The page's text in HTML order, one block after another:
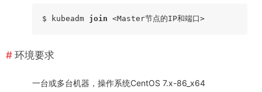
$ kubeadm join <Master节点的IP和端口>
环境要求
一台或多台机器，操作系统CentOS 7.x-86_x64